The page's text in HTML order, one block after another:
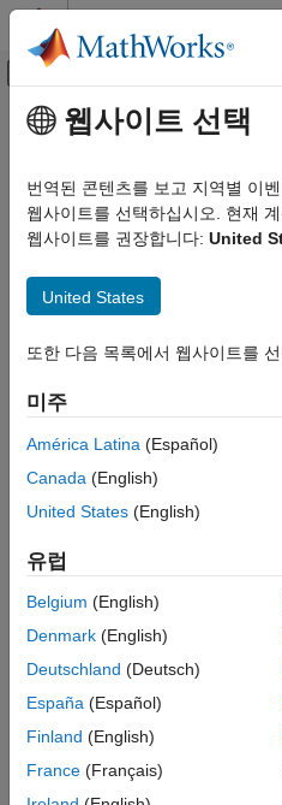
콘텐츠로 바로 가기
오프캔버스 탐색
문서 홈
수학
기초 수학
산술 연산
지수와 로그
이산 수학
다항식
특수 함수
주요 콘텐츠
지수와 로그
지수 함수, 로그 함수, 거듭제곱
exp와 log 같은 일반적인 함수
및log1p
함수는 값이 작은 인
반면reallog,realpow
특화된 함수 pow2 및 nextpow2
함수
expm1 작은X에 대해
상용 로그(밑 10)
log2 기수 2 로그 및
nextpow2 그다음으로 큰 2
nthroot 실수의 실수 n제
pow2
밑이 2인 거듭제
웹사이트 선택
번역된 콘텐츠를 보고 지역별 이
웹사이트를 선택하십시오. 현재
웹사이트를 권장합니다: United
United States
또한 다음 목록에서 웹사이트를
미주
América Latina (Español)
Canada (English)
United States (English)
유럽
Belgium (English)
Denmark (English)
Deutschland (Deutsch)
España (Español)
Finland (English)
France (Français)